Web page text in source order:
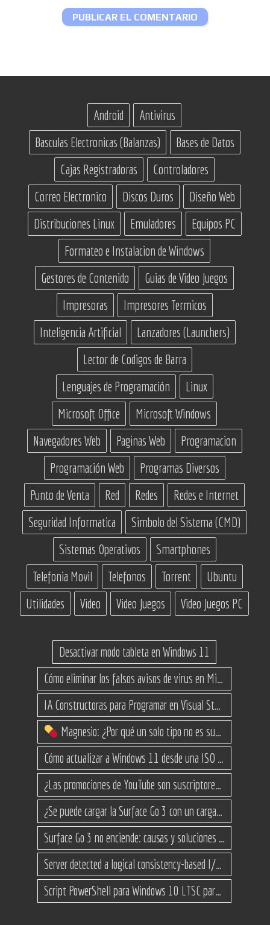
Android
Antivirus
Basculas Electronicas (Balanzas)
Bases de Datos
Cajas Registradoras
Controladores
Correo Electronico
Discos Duros
Diseño Web
Distribuciones Linux
Emuladores
Equipos PC
Formateo e Instalacion de Windows
Gestores de Contenido
Guias de Video Juegos
Impresoras
Impresores Termicos
Inteligencia Artificial
Lanzadores (Launchers)
Lector de Codigos de Barra
Lenguajes de Programación
Linux
Microsoft Office
Microsoft Windows
Navegadores Web
Paginas Web
Programacion
Programación Web
Programas Diversos
Punto de Venta
Red Redes
Redes e Internet
Seguridad Informatica
Simbolo del Sistema (CMD)
Sistemas Operativos
Smartphones
Telefonia Movil
Telefonos Torrent
Ubuntu
Utilidades
Video Video Juegos Video Juegos PC
Desactivar modo tableta en Windows 11
Cómo eliminar los falsos avisos de virus en Microsoft Edge
IA Constructoras para Programar en Visual Studio con C#
Magnesio: ¿Por qué un solo tipo no es suficiente? (Guía de variantes)
Cómo actualizar a Windows 11 desde una ISO en equipos no compatibles
¿Las promociones de YouTube son suscriptores reales o bots? Esta es la Verdad
¿Se puede cargar la Surface Go 3 con un cargador USB-C de teléfono?
Surface Go 3 no enciende: causas y soluciones paso a paso para que arranque
Server detected a logical consistency-based I/O error: incorrect pageid
Script PowerShell para Windows 10 LTSC para recuperar espacio